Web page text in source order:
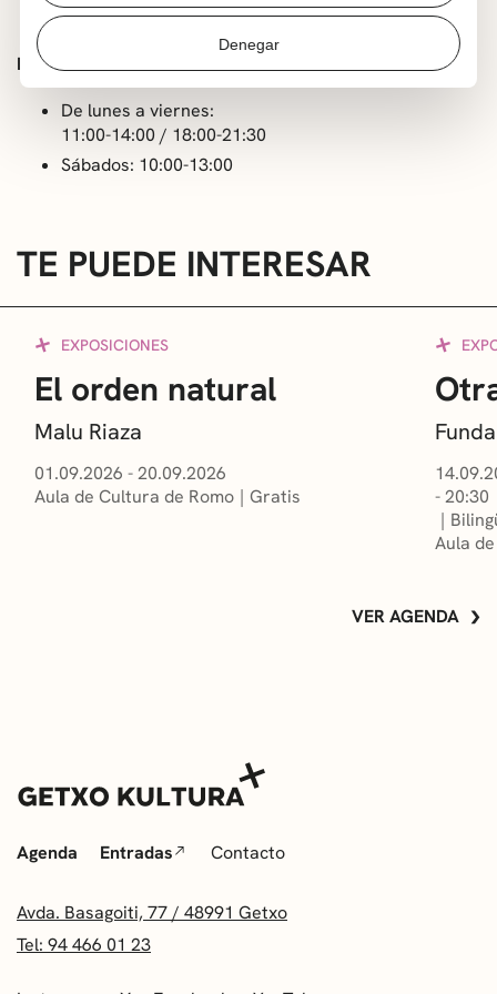
Denegar
HORARIO
De lunes a viernes:
11:00-14:00 / 18:00-21:30
Sábados: 10:00-13:00
TE PUEDE INTERESAR
EXPOSICIONES
El orden natural
Malu Riaza
01.09.2026 - 20.09.2026
Aula de Cultura de Romo
Gratis
- 20:30
Aula
VER AGENDA
Agenda Entradas Contacto
Avda. Basagoiti, 77 / 48991 Getxo
Tel: 94 466 01 23